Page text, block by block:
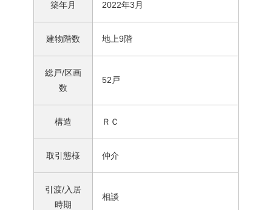
築年月 2022年3月
建物階数 地上9階
総戸/区画
数
52戸
構造 ＲＣ
取引態様 仲介
引渡/入居
時期
相談